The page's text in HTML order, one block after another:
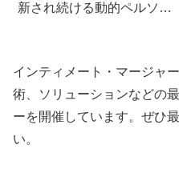
新され続ける動的ペルソ
インティメート・マージャ
術、ソリューションなどの
ーを開催しています。ぜひ
い。